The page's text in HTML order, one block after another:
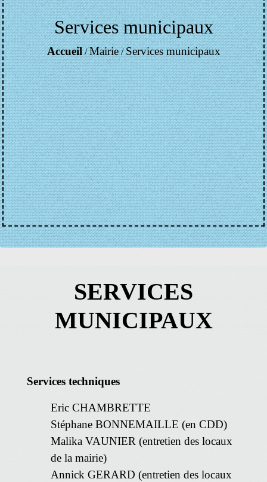
Services municipaux
Accueil/Mairie/Services municipaux
SERVICES
MUNICIPAUX
Services techniques
Eric CHAMBRETTE
Stéphane BONNEMAILLE (en CDD)
Malika VAUNIER (entretien des locaux
de la mairie)
Annick GERARD (entretien des locaux